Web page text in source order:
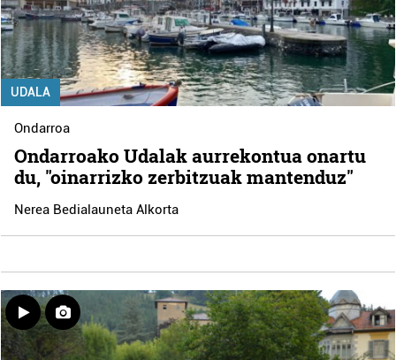
UDALA
Ondarroa
Ondarroako Udalak aurrekontua onartu
du, "oinarrizko zerbitzuak mantenduz"
Nerea Bedialauneta Alkorta